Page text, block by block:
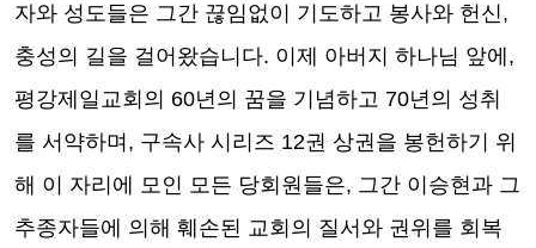
자와 성도들은 그간 끊임없이 기도하고 봉사와 헌신,
충성의 길을 걸어왔습니다. 이제 아버지 하나님 앞에 ,
평강제일교회의 60년의 꿈을 기념하고 70년의 성취
를 서약하며 , 구속사 시리즈 12권 상권을 봉헌하기 위
해 이 자리에 모인 모든 당회원들은, 그간 이승현과 그
추종자들에 의해 훼손된 교회의 질서와 권위를 회복